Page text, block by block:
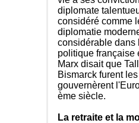
diplomate
considéré comme
diplomatie
considérable dans
politique française
Marx disait que
Bismarck furent
gouvernèrent
ème siècle.
La retraite et la